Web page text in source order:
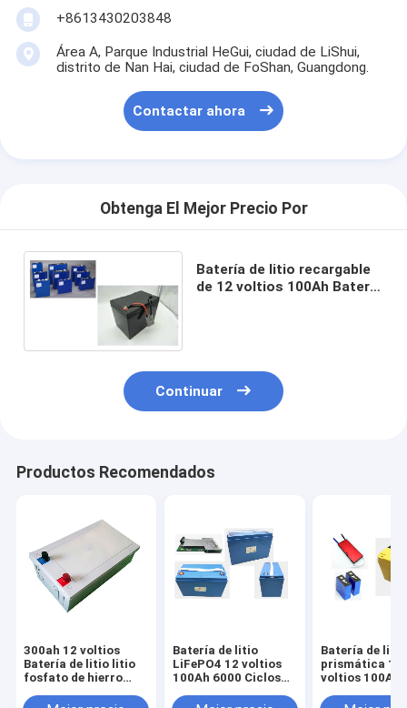
+8613430203848
Área A, Parque Industrial HeGui, ciudad de LiShui,
distrito de Nan Hai, ciudad de FoShan, Guangdong.
Contactar ahora
Obtenga El Mejor Precio Por
Batería de litio recargable
de 12 voltios 100Ah Batería
Continuar
Productos Recomendados
300ah 12 voltios
Batería de litio litio
fosfato de hierro
Golf Carro Solar
Batería de litio
LiFePO4 12 voltios
100Ah 6000 Ciclos
Camper
Batería de litio
prismática 12
voltios 100Ah
carrito de golf